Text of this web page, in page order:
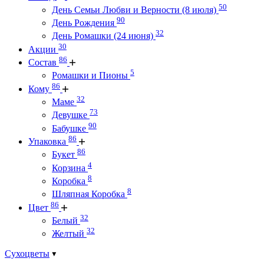
День Семьи Любви и Верности (8 июля) 50
День Рождения 90
День Ромашки (24 июня) 32
Акции 30
Состав 86
Ромашки и Пионы 5
Кому 86
Маме 32
Девушке 73
Бабушке 90
Упаковка 86
Букет 86
Корзина 4
Коробка 8
Шляпная Коробка 8
Цвет 86
Белый 32
Желтый 32
Сухоцветы